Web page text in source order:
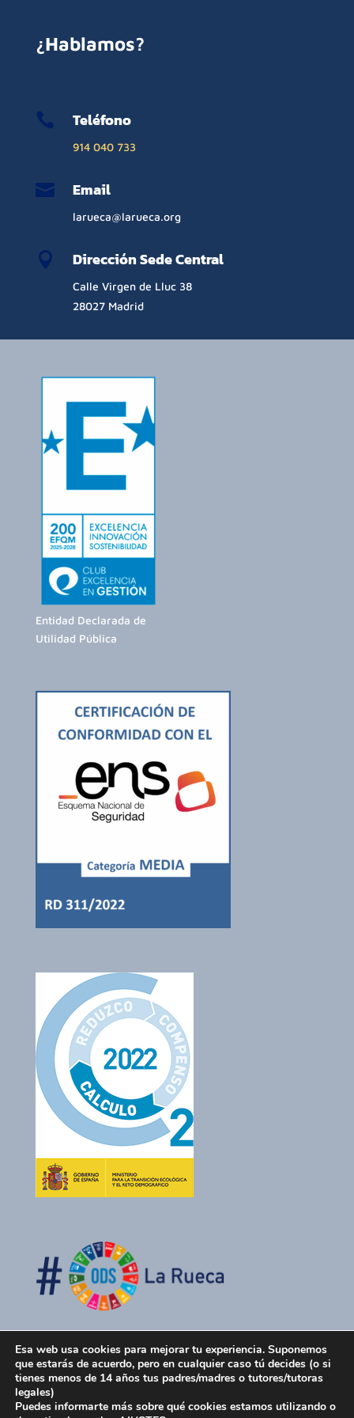
¿Hablamos?
 Teléfono
914 040 733
 Email
larueca@larueca.org
 Dirección Sede Central
Calle Virgen de Lluc 38
28027 Madrid
Entidad Declarada de
Utilidad Pública
Esa web usa cookies para mejorar tu experiencia. Suponemos
que estarás de acuerdo, pero en cualquier caso tú decides (o si
tienes menos de 14 años tus padres/madres o tutores/tutoras
legales)
Puedes informarte más sobre qué cookies estamos utilizando o